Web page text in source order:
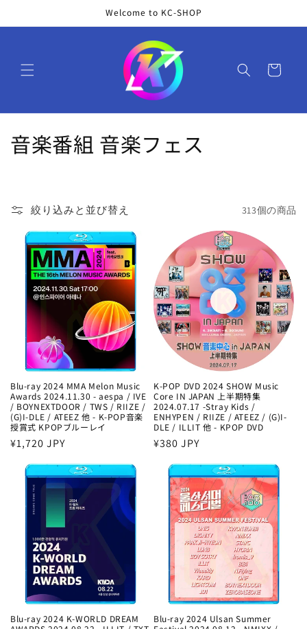
進む
Welcome to KC-SHOP
ー
コ
シ
ョ
ン
音楽番組 音楽フェス
絞り込みと並び替え 313個の商品
Blu-ray 2024 MMA Melon Music
Awards 2024.11.30 - aespa / IVE
/ BOYNEXTDOOR / TWS / RIIZE /
(G)I-DLE / ATEEZ 他 - K-POP音楽
授賞式 KPOPブルーレイ
通
¥1,720 JPY
K-POP DVD 2024 SHOW Music
Core IN JAPAN 上半期特集
2024.07.17 -Stray Kids /
ENHYPEN / RIIZE / ATEEZ / (G)I-
DLE / ILLIT 他 - KPOP DVD
通
¥380 JPY
Blu-ray 2024 K-WORLD DREAM
Blu-ray 2024 Ulsan Summer